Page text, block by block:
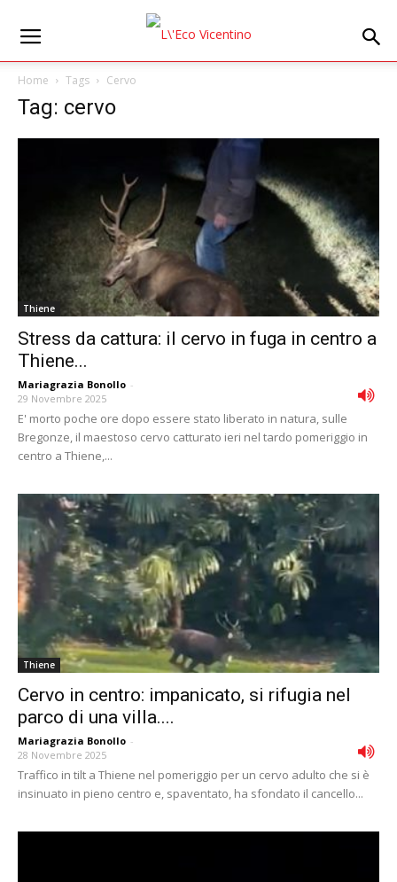
Home Tags Cervo
Tag: cervo
Thiene
Stress da cattura: il cervo in fuga in centro a
Thiene...
Mariagrazia Bonollo -
29 Novembre 2025
E' morto poche ore dopo essere stato liberato in natura, sulle
Bregonze, il maestoso cervo catturato ieri nel tardo pomeriggio in
centro a Thiene,...
Thiene
Cervo in centro: impanicato, si rifugia nel
parco di una villa....
Mariagrazia Bonollo -
28 Novembre 2025
Traffico in tilt a Thiene nel pomeriggio per un cervo adulto che si è
insinuato in pieno centro e, spaventato, ha sfondato il cancello...